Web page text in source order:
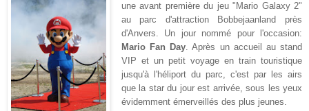
une avant première du jeu "Mario Galaxy 2"
au parc d'attraction Bobbejaanland près
d'Anvers. Un jour nommé pour l'occasion:
Mario Fan Day. Après un accueil au stand
VIP et un petit voyage en train touristique
jusqu'à l'héliport du parc, c'est par les airs
que la star du jour est arrivée, sous les yeux
évidemment émerveillés des plus jeunes.